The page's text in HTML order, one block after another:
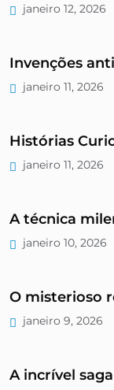
janeiro 12, 2026
Invenções
janeiro 11, 2026
Histórias
janeiro 11, 2026
A técnica
janeiro 10, 2026
O misterioso
janeiro 9, 2026
A incrível